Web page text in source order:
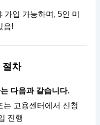
입 가능하며, 5인 미
음!
절차
다음과 같습니다.
고용센터에서 신청
진행